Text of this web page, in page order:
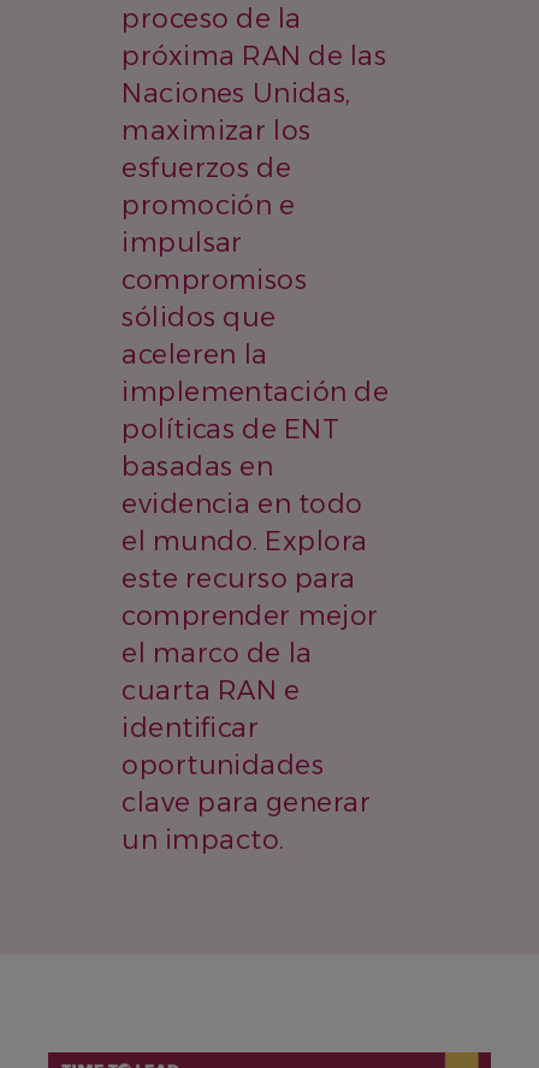
proceso de la
próxima RAN de las
Naciones Unidas,
maximizar los
esfuerzos de
promoción e
impulsar
compromisos
sólidos que
aceleren la
implementación de
políticas de ENT
basadas en
evidencia en todo
el mundo. Explora
este recurso para
comprender mejor
el marco de la
cuarta RAN e
identificar
oportunidades
clave para generar
un impacto.